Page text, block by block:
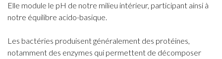
Elle module le pH de notre milieu intérieur, participant ainsi à
notre équilibre acido-basique.
Les bactéries produisent généralement des protéines,
notamment des enzymes qui permettent de décomposer